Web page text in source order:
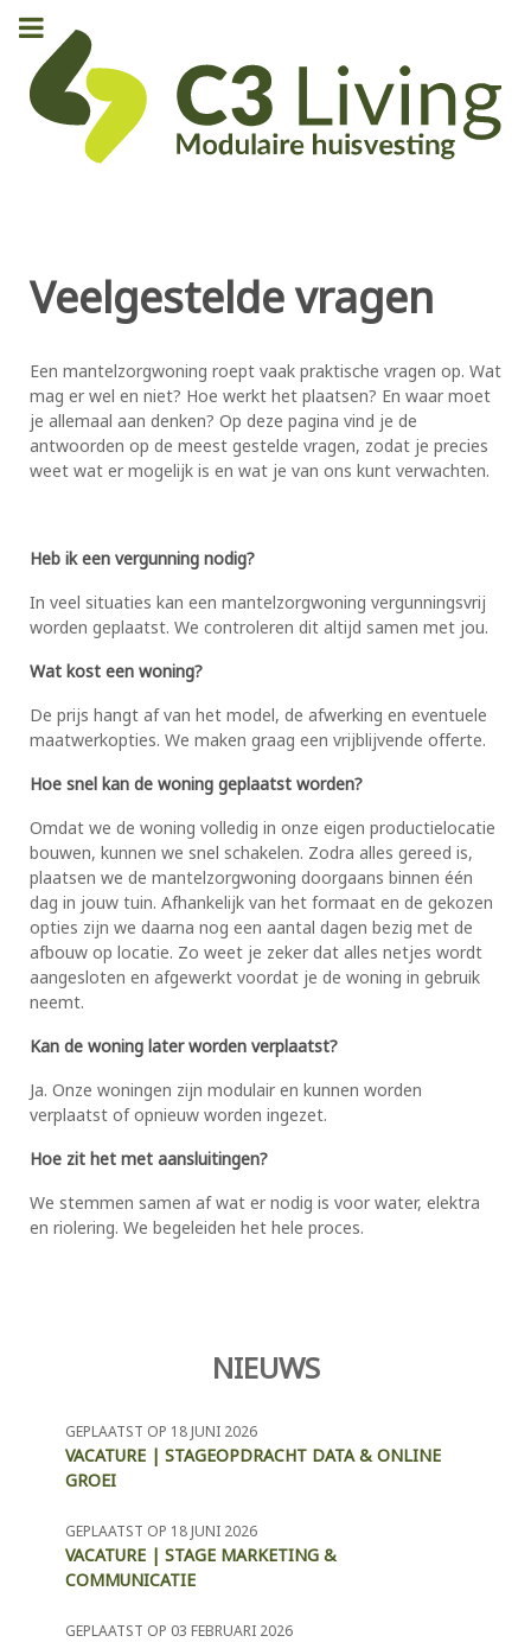
Veelgestelde vragen
Een mantelzorgwoning roept vaak praktische vragen op. Wat
mag er wel en niet? Hoe werkt het plaatsen? En waar moet
je allemaal aan denken? Op deze pagina vind je de
antwoorden op de meest gestelde vragen, zodat je precies
weet wat er mogelijk is en wat je van ons kunt verwachten.
Heb ik een vergunning nodig?
In veel situaties kan een mantelzorgwoning vergunningsvrij
worden geplaatst. We controleren dit altijd samen met jou.
Wat kost een woning?
De prijs hangt af van het model, de afwerking en eventuele
maatwerkopties. We maken graag een vrijblijvende offerte.
Hoe snel kan de woning geplaatst worden?
Omdat we de woning volledig in onze eigen productielocatie
bouwen, kunnen we snel schakelen. Zodra alles gereed is,
plaatsen we de mantelzorgwoning doorgaans binnen één
dag in jouw tuin. Afhankelijk van het formaat en de gekozen
opties zijn we daarna nog een aantal dagen bezig met de
afbouw op locatie. Zo weet je zeker dat alles netjes wordt
aangesloten en afgewerkt voordat je de woning in gebruik
neemt.
Kan de woning later worden verplaatst?
Ja. Onze woningen zijn modulair en kunnen worden
verplaatst of opnieuw worden ingezet.
Hoe zit het met aansluitingen?
We stemmen samen af wat er nodig is voor water, elektra
en riolering. We begeleiden het hele proces.
NIEUWS
GEPLAATST OP 18 JUNI 2026
VACATURE | STAGEOPDRACHT DATA & ONLINE
GROEI
GEPLAATST OP 18 JUNI 2026
VACATURE | STAGE MARKETING &
COMMUNICATIE
GEPLAATST OP 03 FEBRUARI 2026